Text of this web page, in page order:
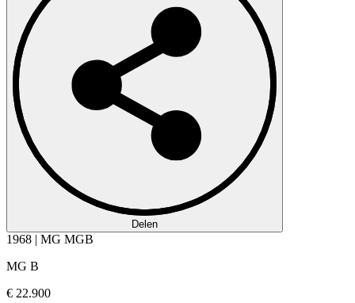
Delen
1968 | MG MGB
MG B
€ 22.900